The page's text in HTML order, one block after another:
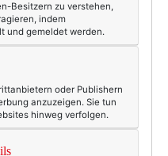
mit Ulrike
ein Buch schreiben.
Besitzern zu verstehen,
indem
und gemeldet werden.
oder Publishern
anzuzeigen. Sie tun
hinweg verfolgen.